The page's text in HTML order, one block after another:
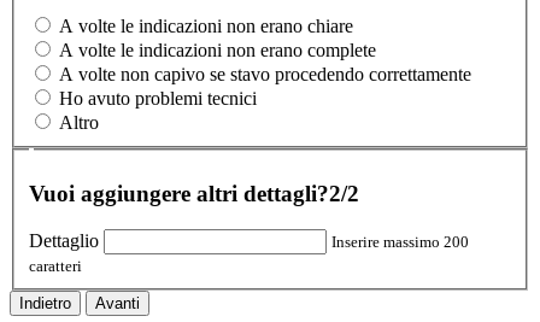
A volte le indicazioni non erano chiare
A volte le indicazioni non erano complete
A volte non capivo se stavo procedendo correttamente
Ho avuto problemi tecnici
Altro
Vuoi aggiungere altri dettagli?2/2
Dettaglio
Inserire massimo 200
caratteri
Indietro Avanti